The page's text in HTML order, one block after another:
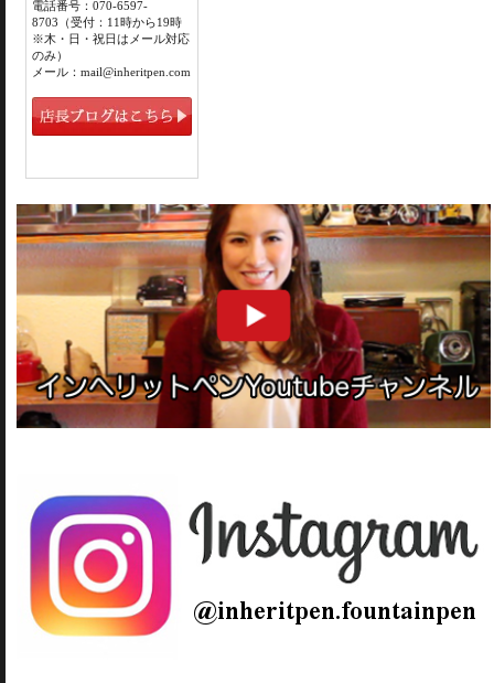
電話番号：070-6597-
8703（受付：11時から19時
※木・日・祝日はメール対応
のみ）
メール：mail@inheritpen.com